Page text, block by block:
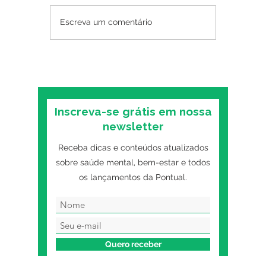
Psicoterapia online
Escreva um comentário
Inscreva-se grátis em nossa
newsletter
Receba dicas e conteúdos atualizados
sobre saúde mental, bem-estar e todos
os lançamentos da Pontual.
Quero receber